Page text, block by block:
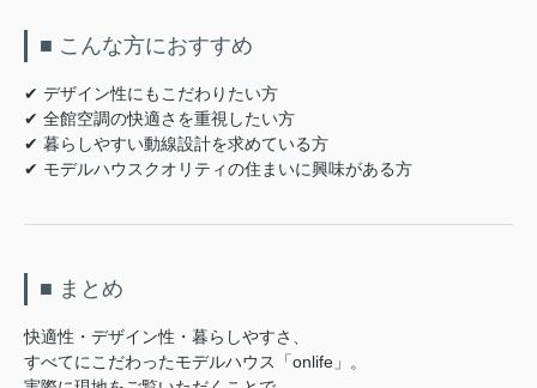
■ こんな方におすすめ
✔ デザイン性にもこだわりたい方
✔ 全館空調の快適さを重視したい方
✔ 暮らしやすい動線設計を求めている方
✔ モデルハウスクオリティの住まいに興味がある方
■ まとめ
快適性・デザイン性・暮らしやすさ、
すべてにこだわったモデルハウス「onlife」。